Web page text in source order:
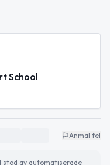
School
Anmäl fel
stöd av automatiserade